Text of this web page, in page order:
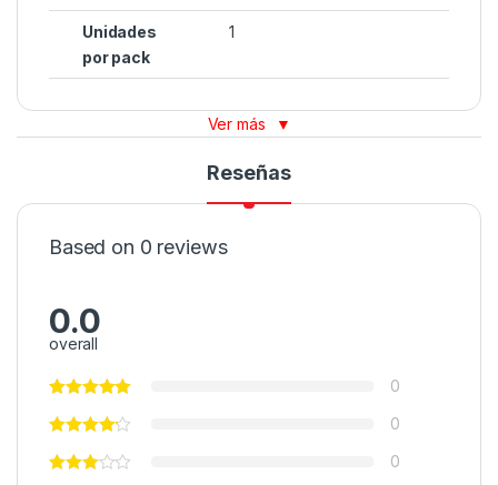
Unidades
por pack
1
Ver más ▼
Reseñas
Based on 0 reviews
0.0
overall
0
0
0